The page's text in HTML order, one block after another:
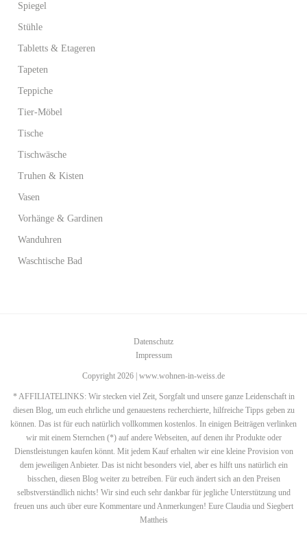
Spiegel
Stühle
Tabletts & Etageren
Tapeten
Teppiche
Tier-Möbel
Tische
Tischwäsche
Truhen & Kisten
Vasen
Vorhänge & Gardinen
Wanduhren
Waschtische Bad
Datenschutz
Impressum
Copyright 2026 | www.wohnen-in-weiss.de
* AFFILIATELINKS: Wir stecken viel Zeit, Sorgfalt und unsere ganze Leidenschaft in
diesen Blog, um euch ehrliche und genauestens recherchierte, hilfreiche Tipps geben zu
können. Das ist für euch natürlich vollkommen kostenlos. In einigen Beiträgen verlinken
wir mit einem Sternchen (*) auf andere Webseiten, auf denen ihr Produkte oder
Dienstleistungen kaufen könnt. Mit jedem Kauf erhalten wir eine kleine Provision von
dem jeweiligen Anbieter. Das ist nicht besonders viel, aber es hilft uns natürlich ein
bisschen, diesen Blog weiter zu betreiben. Für euch ändert sich an den Preisen
selbstverständlich nichts! Wir sind euch sehr dankbar für jegliche Unterstützung und
freuen uns auch über eure Kommentare und Anmerkungen! Eure Claudia und Siegbert
Mattheis